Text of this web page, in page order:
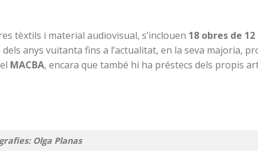
tèxtils i material audiovisual, s’inclouen 18 obres de
dels anys vuitanta fins a l’actualitat, en la seva majoria,
MACBA, encara que també hi ha préstecs dels propis
Olga Planas